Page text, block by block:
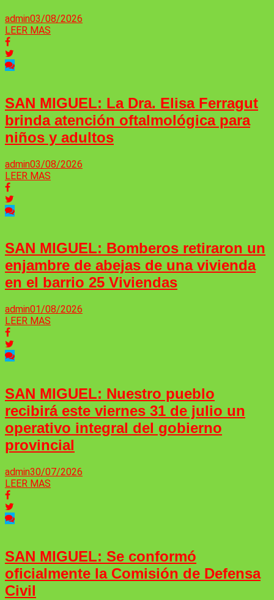
admin03/08/2026
LEER MAS
SAN MIGUEL: La Dra. Elisa Ferragut
brinda atención oftalmológica para
niños y adultos
admin03/08/2026
LEER MAS
SAN MIGUEL: Bomberos retiraron un
enjambre de abejas de una vivienda
en el barrio 25 Viviendas
admin01/08/2026
LEER MAS
SAN MIGUEL: Nuestro pueblo
recibirá este viernes 31 de julio un
operativo integral del gobierno
provincial
admin30/07/2026
LEER MAS
SAN MIGUEL: Se conformó
oficialmente la Comisión de Defensa
Civil